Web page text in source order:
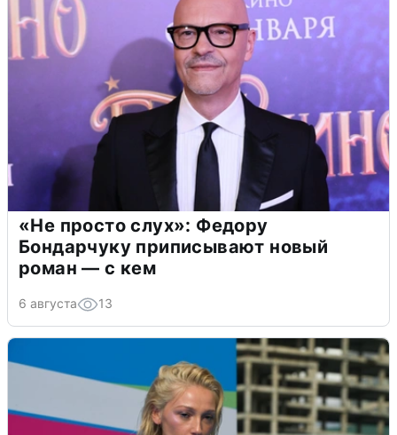
«Не просто слух»: Федору
Бондарчуку приписывают новый
роман — с кем
6 августа 13